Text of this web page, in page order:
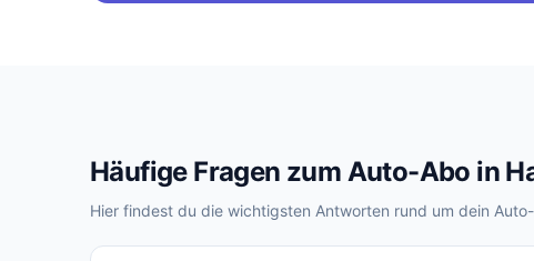
Häufige Fragen zum Auto-Abo in
Hier findest du die wichtigsten Antworten rund um dein